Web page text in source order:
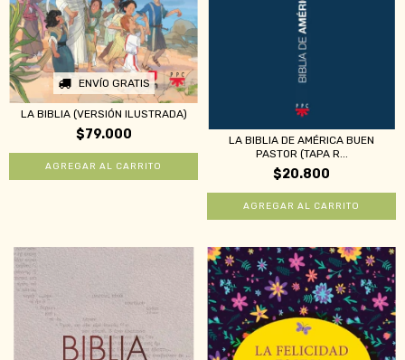
ENVÍO GRATIS
LA BIBLIA (VERSIÓN ILUSTRADA)
$79.000
LA BIBLIA DE AMÉRICA BUEN
PASTOR (TAPA R...
$20.800